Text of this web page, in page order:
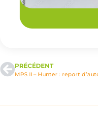
PRÉCÉDENT
MPS II – Hunter : report